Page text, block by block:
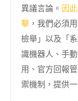
異議言論。 因
擊 ，我們必須
檢舉」以及「
識機器人、手
用、官方回報
禦機制，提供